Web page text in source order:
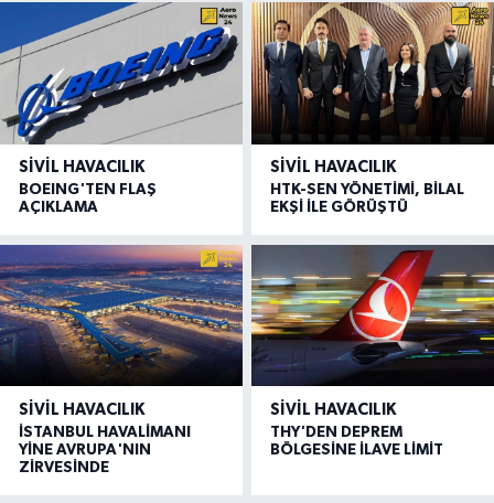
SIVIL HAVACILIK
BOEING'TEN FLAŞ
AÇIKLAMA
SIVIL HAVACILIK
HTK-SEN YÖNETİMİ, BİLAL
EKŞİ İLE GÖRÜŞTÜ
SIVIL HAVACILIK
İSTANBUL HAVALİMANI
YİNE AVRUPA'NIN
ZİRVESİNDE
SIVIL HAVACILIK
THY'DEN DEPREM
BÖLGESİNE İLAVE LİMİT